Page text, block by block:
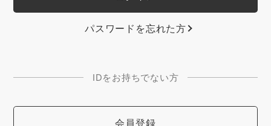
パスワードを忘れた方
IDをお持ちでない方
会員登録